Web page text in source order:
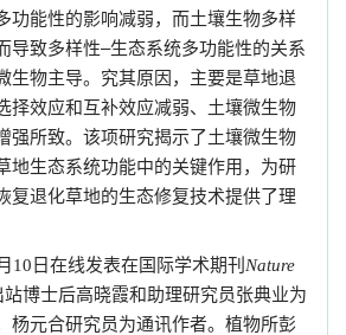
功能性的影响减弱，而土壤生物多样
导致多样性–生态系统多功能性的关系
生物主导。究其原因，主要是草地退
择效应和互补效应减弱、土壤微生物
强所致。该项研究揭示了土壤微生物
地生态系统功能中的关键作用，为研
复退化草地的生态修复技术提供了理
10 日在线发表在国际学术期刊 Nature
博士后高晓霞和助理研究员张典业为
杨元合研究员为通讯作者。植物所彭